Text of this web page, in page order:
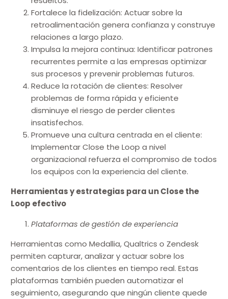
Fortalece la fidelización: Actuar sobre la
retroalimentación genera confianza y construye
relaciones a largo plazo.
Impulsa la mejora continua: Identificar patrones
recurrentes permite a las empresas optimizar
sus procesos y prevenir problemas futuros.
Reduce la rotación de clientes: Resolver
problemas de forma rápida y eficiente
disminuye el riesgo de perder clientes
insatisfechos.
Promueve una cultura centrada en el cliente:
Implementar Close the Loop a nivel
organizacional refuerza el compromiso de todos
los equipos con la experiencia del cliente.
Herramientas y estrategias para un Close the
Loop efectivo
Plataformas de gestión de experiencia
Herramientas como Medallia, Qualtrics o Zendesk
permiten capturar, analizar y actuar sobre los
comentarios de los clientes en tiempo real. Estas
plataformas también pueden automatizar el
seguimiento, asegurando que ningún cliente quede